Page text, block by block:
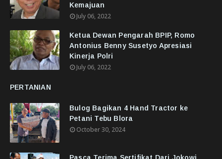
Kemajuan
July 06, 2022
Ketua Dewan Pengarah BPIP, Romo
Antonius Benny Susetyo Apresiasi
Kinerja Polri
July 06, 2022
PERTANIAN
Bulog Bagikan 4 Hand Tractor ke
Petani Tebu Blora
October 30, 2024